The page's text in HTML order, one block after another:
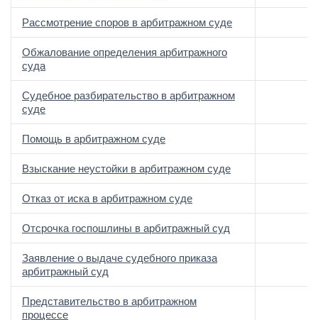
Рассмотрение споров в арбитражном суде
Обжалование определения арбитражного
суда
Судебное разбирательство в арбитражном
суде
Помощь в арбитражном суде
Взыскание неустойки в арбитражном суде
Отказ от иска в арбитражном суде
Отсрочка госпошлины в арбитражный суд
Заявление о выдаче судебного приказа
арбитражный суд
Представительство в арбитражном
процессе